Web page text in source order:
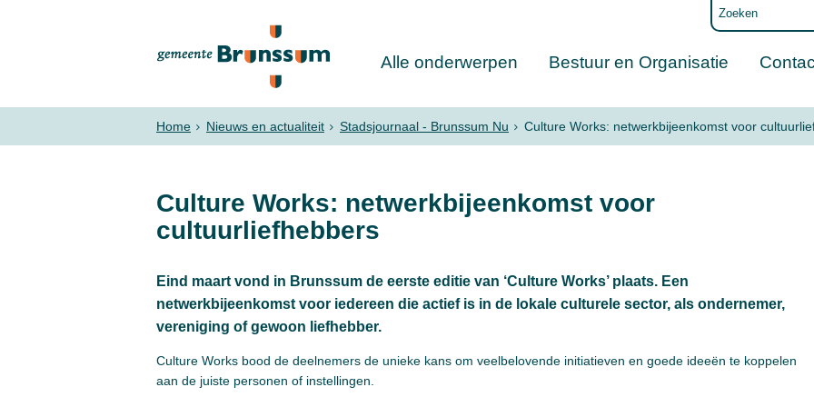
Alle onderwerpen Bestuur en Organisatie
Home Nieuws en actualiteit Stadsjournaal - Brunssum Nu Culture Works: netwerkbijeenkomst voor
Culture Works: netwerkbijeenkomst voor
cultuurliefhebbers
Eind maart vond in Brunssum de eerste editie van ‘Culture Works’ plaats. Een
netwerkbijeenkomst voor iedereen die actief is in de lokale culturele sector, als ondernemer,
vereniging of gewoon liefhebber.
Culture Works bood de deelnemers de unieke kans om veelbelovende initiatieven en goede ideeën te koppelen
aan de juiste personen of instellingen.